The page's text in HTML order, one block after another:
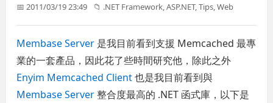
📅 2011/03/19 23:49 📁 .NET Framework ,ASP.NET,Tips ,Web
Membase Server 是我目前看到支援 Memcached 最專
業的一套產品，因此花了些時間研究他，除此之外
Enyim Memcached Client也是我目前看到與
Membase Server整合度最高的 .NET 函式庫，以下是